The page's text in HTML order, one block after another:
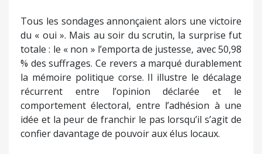
Tous les sondages annonçaient alors une victoire
du « oui ». Mais au soir du scrutin, la surprise fut
totale : le « non » l’emporta de justesse, avec 50,98
% des suffrages. Ce revers a marqué durablement
la mémoire politique corse. Il illustre le décalage
récurrent entre l’opinion déclarée et le
comportement électoral, entre l’adhésion à une
idée et la peur de franchir le pas lorsqu’il s’agit de
confier davantage de pouvoir aux élus locaux.